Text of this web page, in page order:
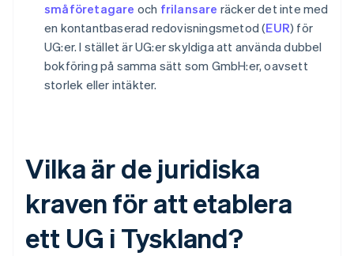
småföretagare och frilansare räcker det inte med
en kontantbaserad redovisningsmetod (EUR) för
UG:er. I stället är UG:er skyldiga att använda dubbel
bokföring på samma sätt som GmbH:er, oavsett
storlek eller intäkter.
Vilka är de juridiska
kraven för att etablera
ett UG i Tyskland?